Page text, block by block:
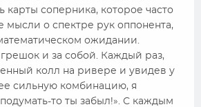
карты соперника, которое часто
мысли о спектре рук оппонента,
ожидании.
и за собой. Каждый раз,
колл на ривере и увидев у
сильную комбинацию, я
то ты забыл!». С каждым